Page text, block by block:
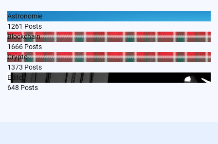
Astronomie
1261 Posts
Blockchain
1666 Posts
Crypto
1373 Posts
Edito
648 Posts